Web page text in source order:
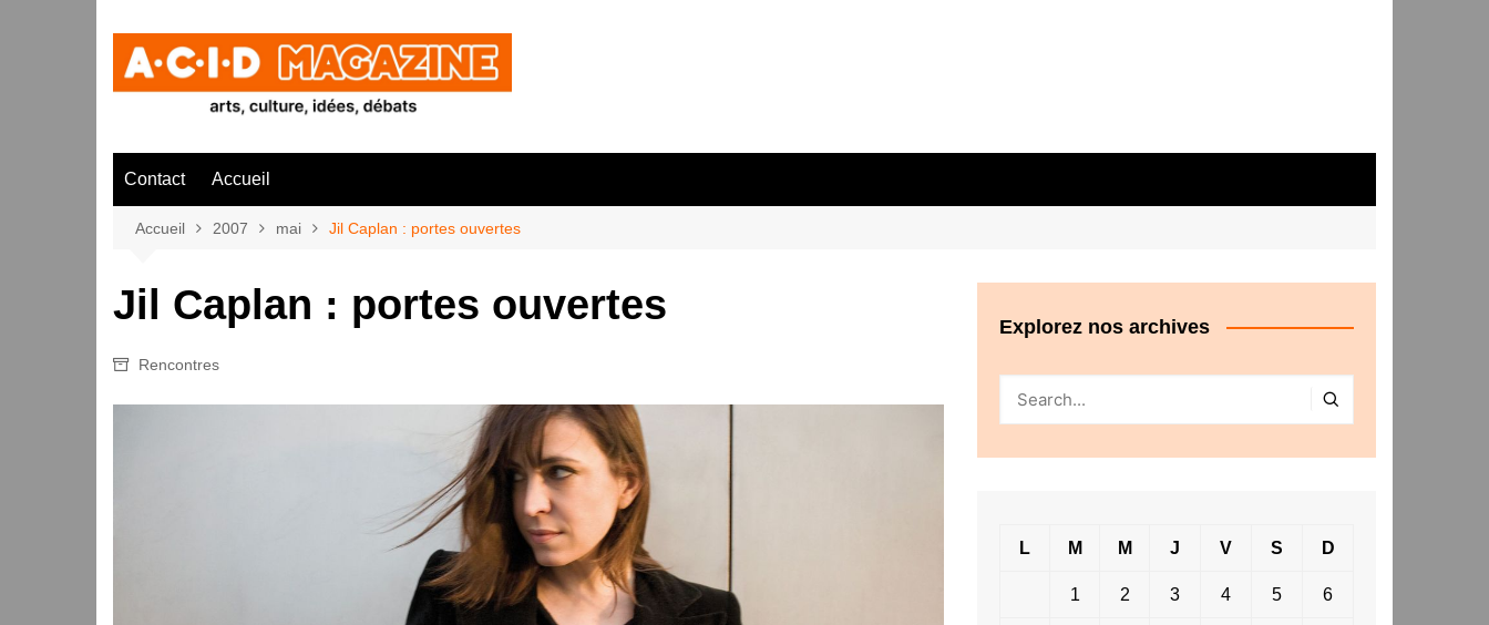
Contact Accueil
Accueil 2007 mai Jil Caplan : portes ouvertes
Jil Caplan : portes ouvertes
Rencontres
Explorez nos archives
L M M J V S D
1 2 3 4 5 6